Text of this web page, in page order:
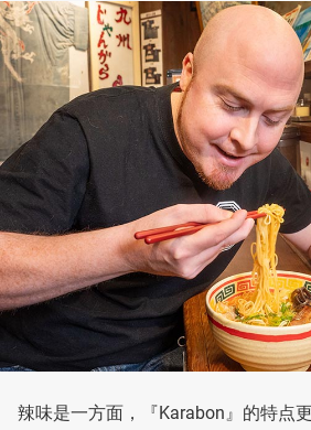
辣味是一方面，『Karabon』的特点